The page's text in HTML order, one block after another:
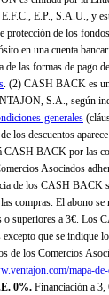
E.P., S.A.U., y
protección de los
en una cuenta
las formas de pago
. (2) CASH BACK es
S.A., según
generales
los descuentos
CASH BACK por las
Asociados
de los CASH BACK
compras. El abono se
o superiores a 3€. Los
excepto que se indique
de los Comercios
mapa-
0%. Financiación a